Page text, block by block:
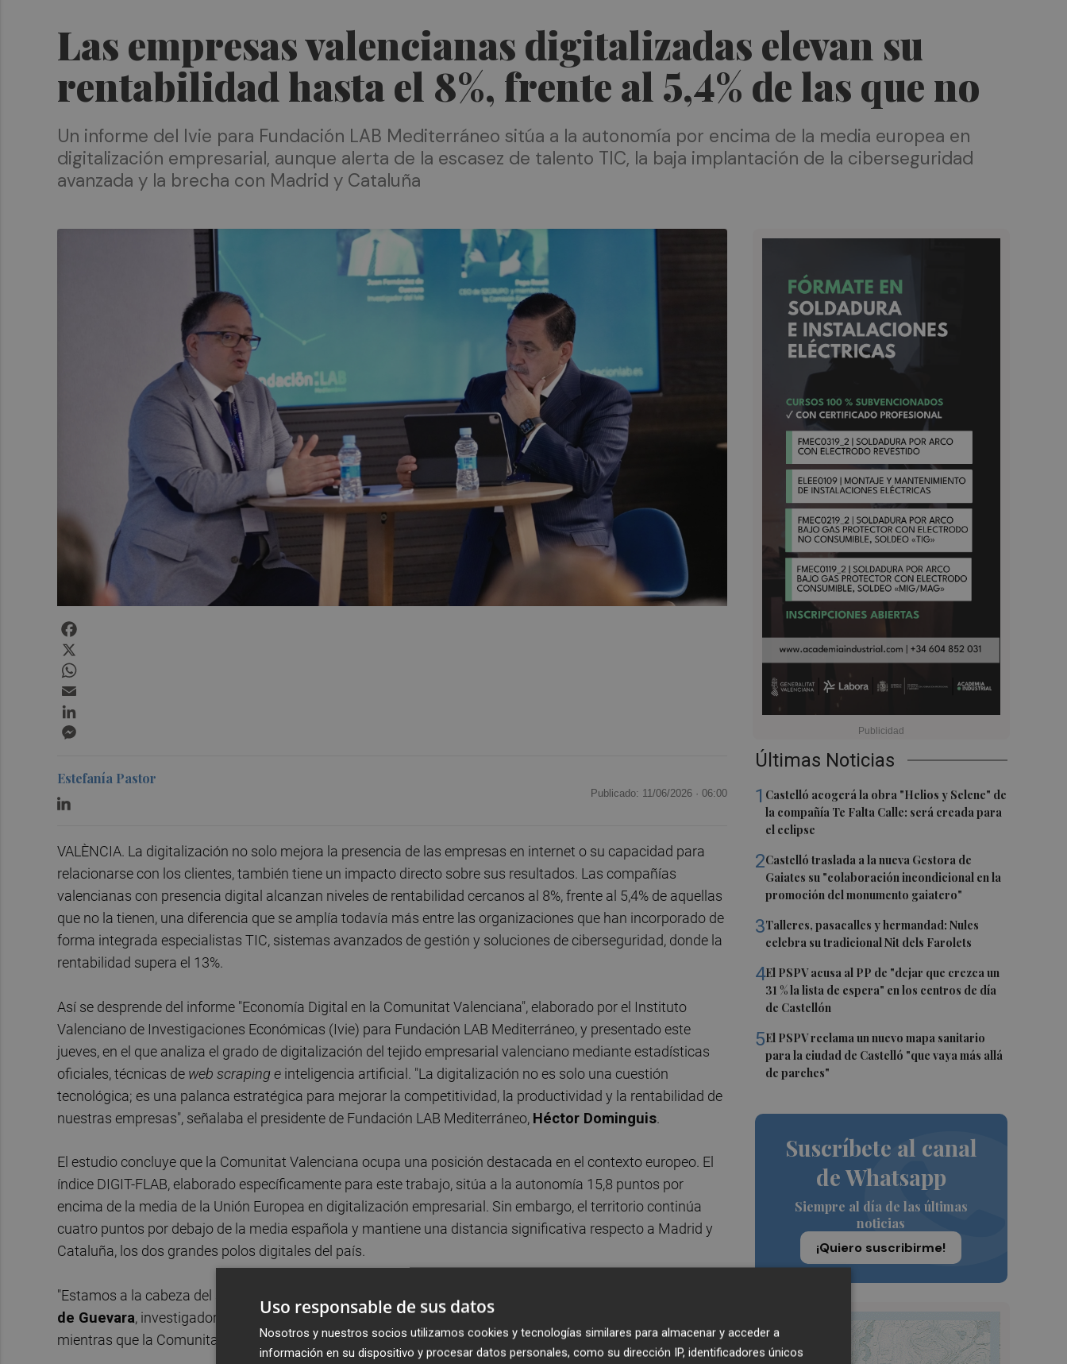
Las empresas valencianas digitalizadas elevan su
rentabilidad hasta el 8%, frente al 5,4% de las que no
Un informe del Ivie para Fundación LAB Mediterráneo sitúa a la autonomía por encima de la media europea en
digitalización empresarial, aunque alerta de la escasez de talento TIC, la baja implantación de la ciberseguridad
avanzada y la brecha con Madrid y Cataluña
Últimas Noticias
1 Castelló acogerá la obra "Helios y Selene" de
la compañía Te Falta Calle: será creada para
el eclipse
2Castelló traslada a la nueva Gestora de
Gaiates su "colaboración incondicional en la
promoción del monumento gaiatero"
3Talleres, pasacalles y hermandad: Nules
celebra su tradicional Nit dels Farolets
4El PSPV acusa al PP de "dejar que crezca un
31 % la lista de espera" en los centros de día
de Castellón
5El PSPV reclama un nuevo mapa sanitario
para la ciudad de Castelló "que vaya más allá
de parches"
Suscríbete al canal
de Whatsapp
Siempre al día de las últimas
noticias
¡Quiero suscribirme!
Estefanía Pastor
Publicado: 11/06/2026 · 06:00
VALÈNCIA. La digitalización no solo mejora la presencia de las empresas en internet o su capacidad para
relacionarse con los clientes, también tiene un impacto directo sobre sus resultados. Las compañías
valencianas con presencia digital alcanzan niveles de rentabilidad cercanos al 8%, frente al 5,4% de aquellas
que no la tienen, una diferencia que se amplía todavía más entre las organizaciones que han incorporado de
forma integrada especialistas TIC, sistemas avanzados de gestión y soluciones de ciberseguridad, donde la
rentabilidad supera el 13%.
Así se desprende del informe "Economía Digital en la Comunitat Valenciana", elaborado por el Instituto
Valenciano de Investigaciones Económicas (Ivie) para Fundación LAB Mediterráneo, y presentado este
jueves, en el que analiza el grado de digitalización del tejido empresarial valenciano mediante estadísticas
oficiales, técnicas de web scraping e inteligencia artificial. "La digitalización no es solo una cuestión
tecnológica; es una palanca estratégica para mejorar la competitividad, la productividad y la rentabilidad de
nuestras empresas", señalaba el presidente de Fundación LAB Mediterráneo, Héctor Dominguis.
El estudio concluye que la Comunitat Valenciana ocupa una posición destacada en el contexto europeo. El
índice DIGIT-FLAB, elaborado específicamente para este trabajo, sitúa a la autonomía 15,8 puntos por
encima de la media de la Unión Europea en digitalización empresarial. Sin embargo, el territorio continúa
cuatro puntos por debajo de la media española y mantiene una distancia significativa respecto a Madrid y
Cataluña, los dos grandes polos digitales del país.
"Estamos a la cabeza del segundo vagón", señalaba durante la presentación del informe
de Guevara, investigador del Ivie. "Madrid y Barcelona consiguen competir con los líderes europeos,
mientras que la Comunitat Valenciana todavía no está en ese nivel", señaló.
Uso responsable de sus datos
Nosotros y nuestros socios utilizamos cookies y tecnologías similares para almacenar y acceder a
información en su dispositivo y procesar datos personales, como su dirección IP, identificadores únicos